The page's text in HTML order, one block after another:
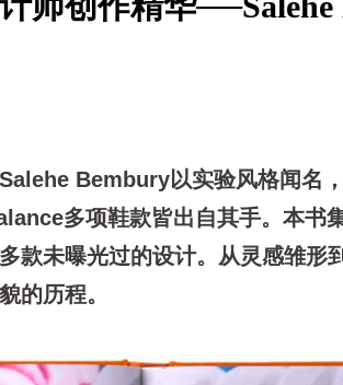
Bembury以实验风格闻名
多项鞋款皆出自其手。本书
款未曝光过的设计。从灵感雏形
的历程。